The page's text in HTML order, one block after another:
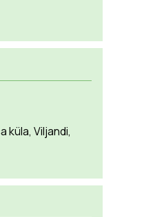
küla, Viljandi,